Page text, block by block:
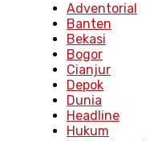
Adventorial
Banten
Bekasi
Bogor
Cianjur
Depok
Dunia
Headline
Hukum